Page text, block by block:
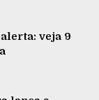
veja 9